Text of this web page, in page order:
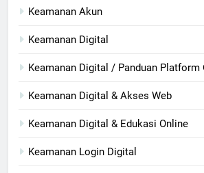
Keamanan Akun
Keamanan Digital
Keamanan Digital / Panduan Platform
Keamanan Digital & Akses Web
Keamanan Digital & Edukasi Online
Keamanan Login Digital